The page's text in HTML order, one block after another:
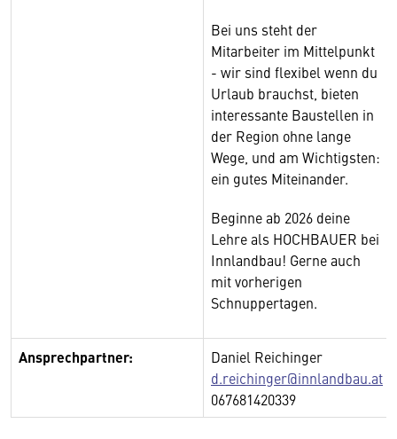
Bei uns steht der
Mitarbeiter im Mittelpunkt
- wir sind flexibel wenn du
Urlaub brauchst, bieten
interessante Baustellen in
der Region ohne lange
Wege, und am Wichtigsten:
ein gutes Miteinander.
Beginne ab 2026 deine
Lehre als HOCHBAUER bei
Innlandbau! Gerne auch
mit vorherigen
Schnuppertagen.
Ansprechpartner:
Daniel Reichinger
d.reichinger@innlandbau.at
067681420339